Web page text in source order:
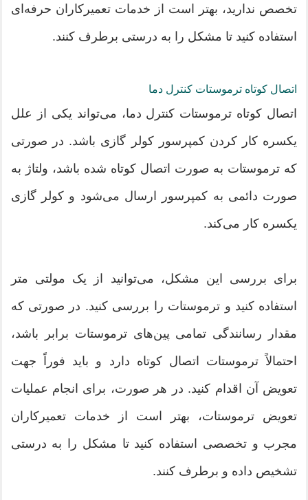
تخصص ندارید، بهتر است از خدمات تعمیرکاران حرفه‌ای
استفاده کنید تا مشکل را به درستی برطرف کنند.
اتصال کوتاه ترموستات کنترل دما
اتصال کوتاه ترموستات کنترل دما، می‌تواند یکی از علل
یکسره کار کردن کمپرسور کولر گازی باشد. در صورتی
که ترموستات به صورت اتصال کوتاه شده باشد، ولتاژ به
صورت دائمی به کمپرسور ارسال می‌شود و کولر گازی
یکسره کار می‌کند.
برای بررسی این مشکل، می‌توانید از یک مولتی متر
استفاده کنید و ترموستات را بررسی کنید. در صورتی که
مقدار رسانندگی تمامی پین‌های ترموستات برابر باشد،
احتمالاً ترموستات اتصال کوتاه دارد و باید فوراً جهت
تعویض آن اقدام کنید. در هر صورت، برای انجام عملیات
تعویض ترموستات، بهتر است از خدمات تعمیرکاران
مجرب و تخصصی استفاده کنید تا مشکل را به درستی
تشخیص داده و برطرف کنند.